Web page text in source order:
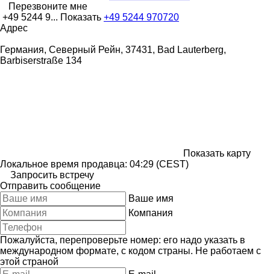
Перезвоните мне
+49 5244 9... Показать +49 5244 970720
Адрес
Германия, Северный Рейн, 37431, Bad Lauterberg,
Barbiserstraße 134
Показать карту
Локальное время продавца: 04:29 (CEST)
Запросить встречу
Отправить сообщение
Ваше имя
Компания
Пожалуйста, перепроверьте номер: его надо указать в
международном формате, с кодом страны. Не работаем с
этой страной